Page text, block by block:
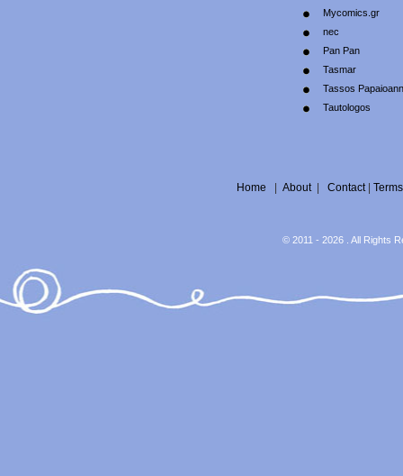
Mycomics.gr
nec
Pan Pan
Tasmar
Tassos
Tautologos
Home About| Contact| Terms
© 2011 - 2026 . All Rights